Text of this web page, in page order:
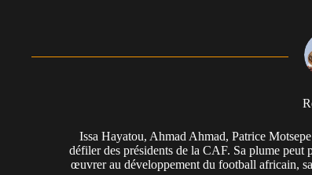
Issa Hayatou, Ahmad Ahmad, Patrice
défiler des présidents de la CAF. Sa plume peut
œuvrer au développement du football africain,